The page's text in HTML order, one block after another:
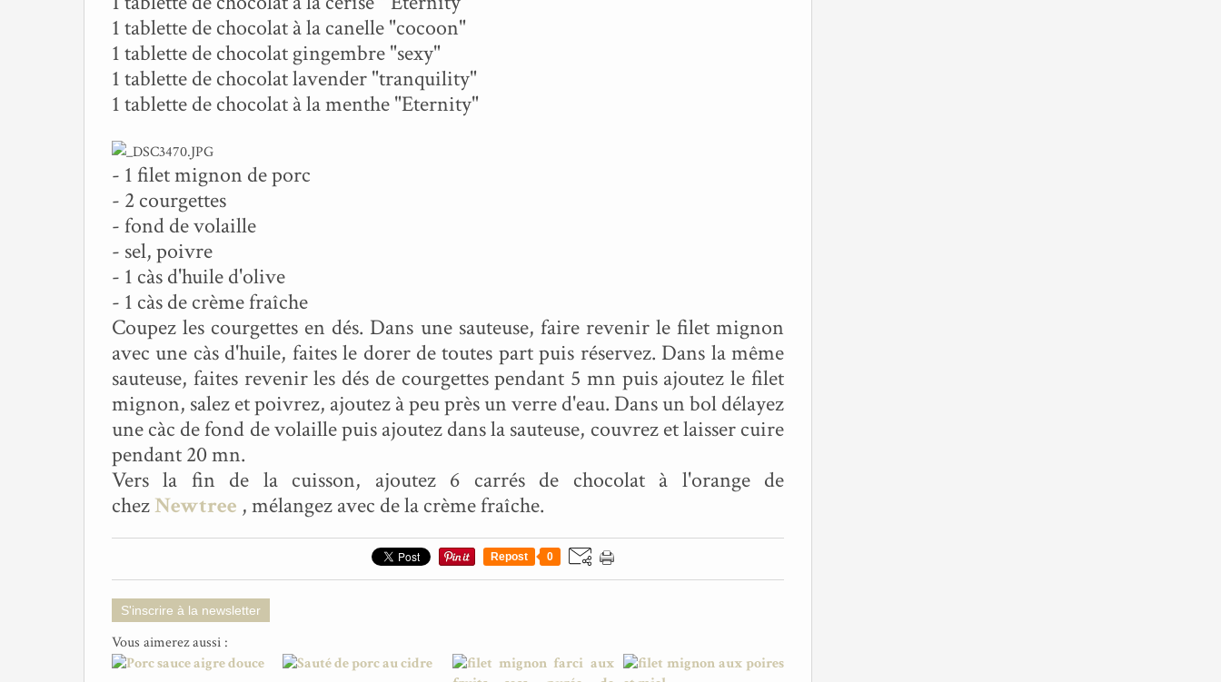
1 tablette de chocolat à la canelle "cocoon"
1 tablette de chocolat gingembre "sexy"
1 tablette de chocolat lavender "tranquility"
1 tablette de chocolat à la menthe "Eternity"
- 1 filet mignon de porc
- 2 courgettes
- fond de volaille
- sel, poivre
- 1 càs d'huile d'olive
- 1 càs de crème fraîche
Coupez les courgettes en dés. Dans une sauteuse, faire revenir le filet mignon
avec une càs d'huile, faites le dorer de toutes part puis réservez. Dans la même
sauteuse, faites revenir les dés de courgettes pendant 5 mn puis ajoutez le filet
mignon, salez et poivrez, ajoutez à peu près un verre d'eau. Dans un bol délayez
une càc de fond de volaille puis ajoutez dans la sauteuse, couvrez et laisser cuire
pendant 20 mn.
Vers la fin de la cuisson, ajoutez 6 carrés de chocolat à l'orange de
chezNewtree , mélangez avec de la crème fraîche.
Repost 0
S'inscrire à la newsletter
Vous aimerez aussi :